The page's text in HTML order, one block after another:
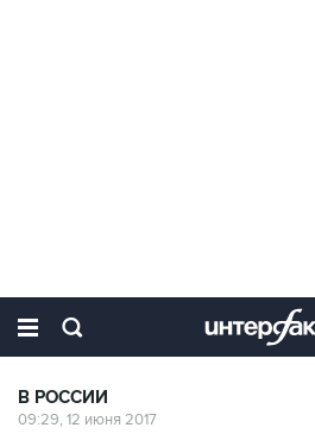
В РОССИИ
09:29, 12 июня 2017